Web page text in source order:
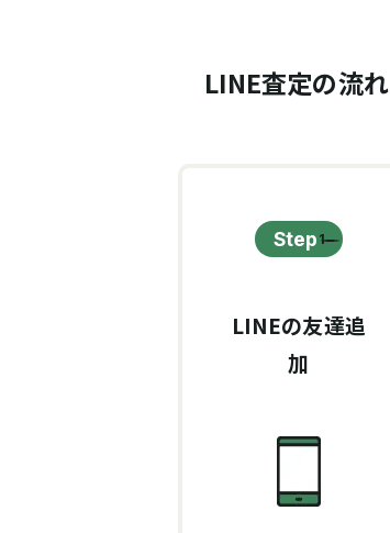
LINE査定の流れ
Step
LINEの友達追
加